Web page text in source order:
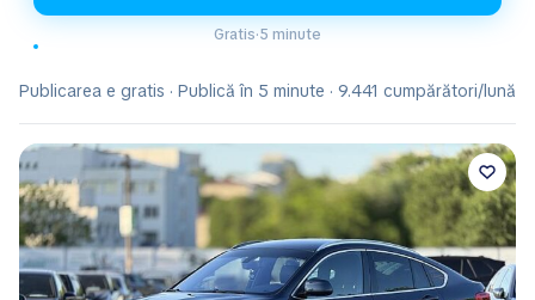
Gratis·5 minute
Publicarea e gratis · Publică în 5 minute · 9.441 cumpărători/lună